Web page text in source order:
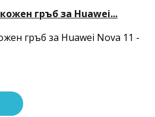
гръб за Huawei...
гръб за Huawei Nova 11 -